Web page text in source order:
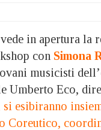
in apertura la
con Simona
musicisti
Umberto Eco,
si esibiranno
Coreutico,